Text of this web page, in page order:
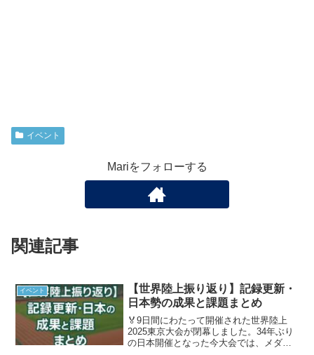
イベント
Mariをフォローする
関連記事
イベント
【世界陸上振り返り】記録更新・
日本勢の成果と課題まとめ
🏅9日間にわたって開催された世界陸上
2025東京大会が閉幕しました。34年ぶり
の日本開催となった今大会では、メダル